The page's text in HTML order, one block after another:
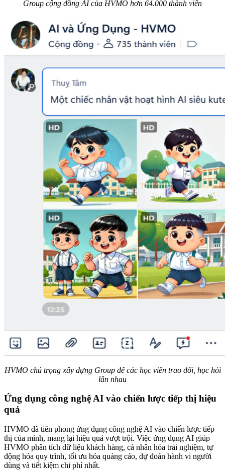
Group cộng đồng AI của HVMO hơn 64.000 thành viên
HVMO chú trọng xây dựng Group để các học viên trao đổi, học hỏi
lẫn nhau
Ứng dụng công nghệ AI vào chiến lược tiếp thị hiệu
quả
HVMO đã tiên phong ứng dụng công nghệ AI vào chiến lược tiếp
thị của mình, mang lại hiệu quả vượt trội. Việc ứng dụng AI giúp
HVMO phân tích dữ liệu khách hàng, cá nhân hóa trải nghiệm, tự
động hóa quy trình, tối ưu hóa quảng cáo, dự đoán hành vi người
dùng và tiết kiệm chi phí nhất.